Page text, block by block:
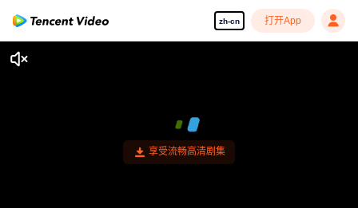
zh-cn 打开App
享受流畅高清剧集